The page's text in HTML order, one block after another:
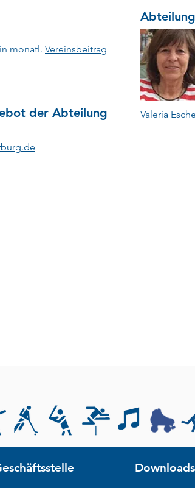
monatl. Vereinsbeitrag
der Abteilung
Valeria
Downloads